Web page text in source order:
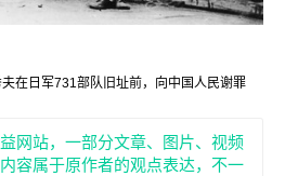
在日军731部队旧址前，向中国人民谢罪
网站，一部分文章、图片、视频
容属于原作者的观点表达，不一